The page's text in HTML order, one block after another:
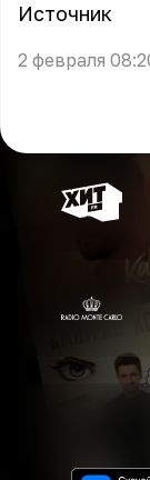
Источник
2 февраля